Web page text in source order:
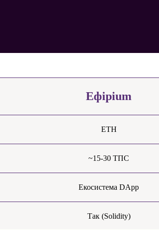
Ефірium
ETH
~15-30 ТПС
Екосистема DApp
Так (Solidity)